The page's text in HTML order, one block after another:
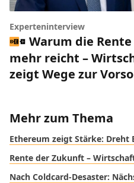
Experteninterview
Warum die
mehr reicht –
zeigt Wege zur
Mehr zum Thema
Ethereum zeigt Stärke: Dreht
Rente der Zukunft –
Nach Coldcard-Desaster: